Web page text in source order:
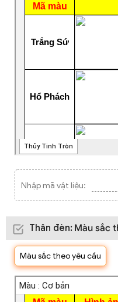
Nhập mã vật liệu:
Thân đèn: Màu sắc
Màu sắc theo yêu cầu